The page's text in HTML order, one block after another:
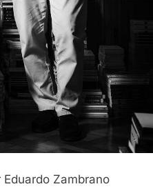
Eduardo Zambrano